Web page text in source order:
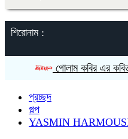
শিরোনাম :
গোলাম কবির এর কবিতা || একটা
প্রচ্ছদ
গল্প
YASMIN